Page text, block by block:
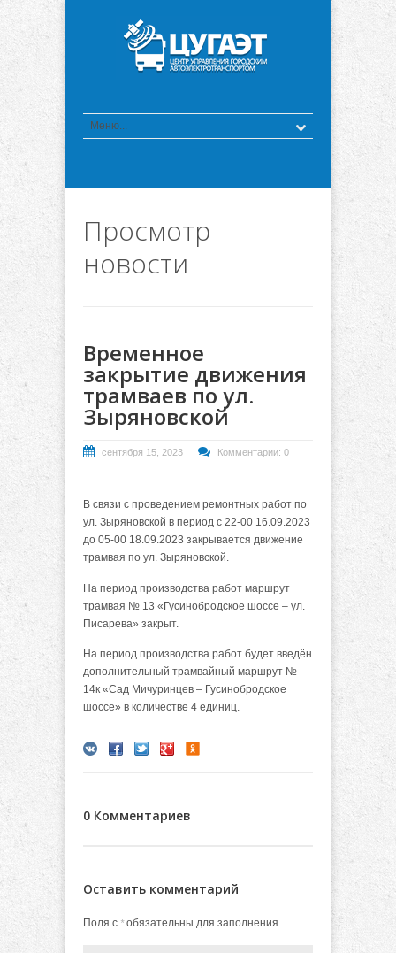
Просмотр
новости
Временное
закрытие движения
трамваев по ул.
Зыряновской
сентября 15, 2023 Комментарии: 0
В связи с проведением ремонтных работ по
ул. Зыряновской в период с 22-00 16.09.2023
до 05-00 18.09.2023 закрывается движение
трамвая по ул. Зыряновской.
На период производства работ маршрут
трамвая № 13 «Гусинобродское шоссе – ул.
Писарева» закрыт.
На период производства работ будет введён
дополнительный трамвайный маршрут №
14к «Сад Мичуринцев – Гусинобродское
шоссе» в количестве 4 единиц.
0 Комментариев
Оставить комментарий
Поля с *обязательны для заполнения.